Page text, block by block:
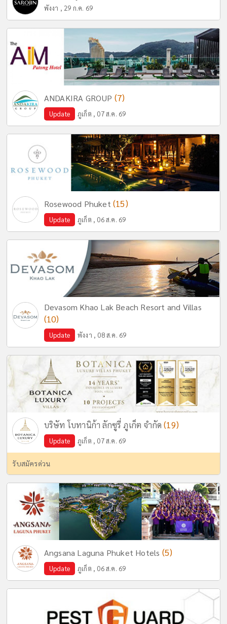
พังงา , 29 ก.ค. 69
ANDAKIRA GROUP (7)
Update ภูเก็ต , 07 ส.ค. 69
Rosewood Phuket (15)
Update ภูเก็ต , 06 ส.ค. 69
Devasom Khao Lak Beach Resort and Villas
(10)
Update พังงา , 08 ส.ค. 69
บริษัท โบทานิก้า ลักซูรี่ ภูเก็ต จำกัด(19)
Update ภูเก็ต , 07 ส.ค. 69
รับสมัครด่วน
Angsana Laguna Phuket Hotels (5)
Update ภูเก็ต , 06 ส.ค. 69